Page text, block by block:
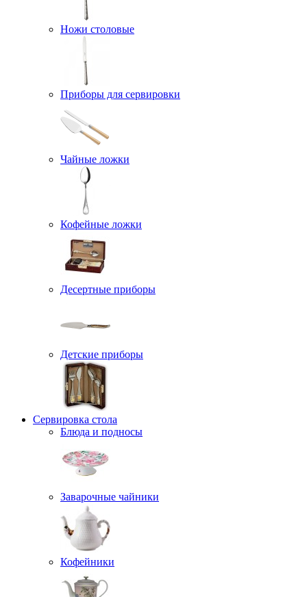
Ножи столовые
Приборы для сервировки
Чайные ложки
Кофейные ложки
Десертные приборы
Детские приборы
Сервировка стола
Блюда и подносы
Заварочные чайники
Кофейники